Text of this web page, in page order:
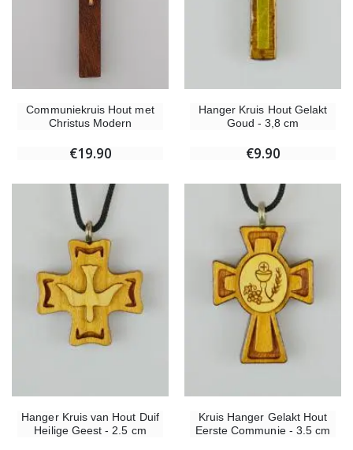
Communiekruis Hout met
Christus Modern
€19.90
Hanger Kruis Hout Gelakt
Goud - 3,8 cm
€9.90
Hanger Kruis van Hout Duif
Heilige Geest - 2.5 cm
Kruis Hanger Gelakt Hout
Eerste Communie - 3.5 cm